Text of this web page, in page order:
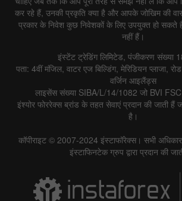
कर रहे हैं, उनकी प्रकृति क्या है और आपके जोखिम की
प्रकार के निवेश कुछ निवेशकों के लिए उपयुक्त हो सकते
नहीं हैं।
इंस्टेंट ट्रेडिंग लिमिटेड, पंजीकरण संख्या
पता: 4वीं मंजिल, वाटर एज बिल्डिंग, मेरिडियन प्लाजा, रोड
वर्जिन आइलैंड्स
लाइसेंस संख्या SIBA/L/14/1082 जो BVI FSC
इंश्योर फोररेक्स ब्रांड के तहत सेवाएं प्रदान की जाती हैं
है।
कॉपीराइट © 2007-2024 इंस्टाफॉरेक्स। सभी अधिकार
इंस्टाफिनटेक ग्रुप द्वारा प्रदान की